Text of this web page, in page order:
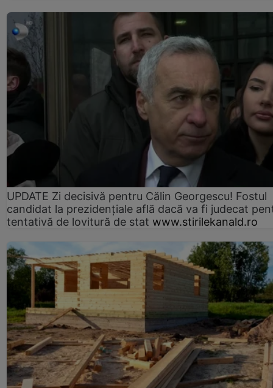
UPDATE Zi decisivă pentru Călin Georgescu! Fostul
candidat la prezidențiale află dacă va fi judecat
tentativă de lovitură de stat www.stirilekanald.ro